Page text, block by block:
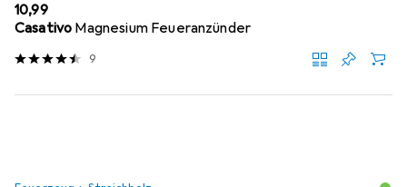
EUR
10,99
Casativo Magnesium Feueranzünder
9